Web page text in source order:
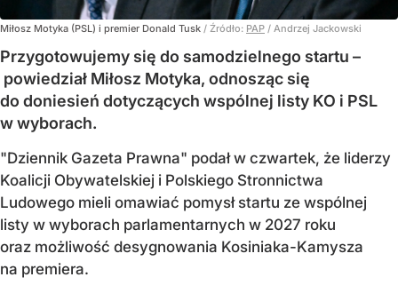
Miłosz Motyka (PSL) i premier Donald Tusk / Źródło: PAP / Andrzej Jackowski
Przygotowujemy się do samodzielnego startu –
powiedział Miłosz Motyka, odnosząc się
do doniesień dotyczących wspólnej listy KO i PSL
w wyborach.
"Dziennik Gazeta Prawna" podał w czwartek, że liderzy
Koalicji Obywatelskiej i Polskiego Stronnictwa
Ludowego mieli omawiać pomysł startu ze wspólnej
listy w wyborach parlamentarnych w 2027 roku
oraz możliwość desygnowania Kosiniaka-Kamysza
na premiera.